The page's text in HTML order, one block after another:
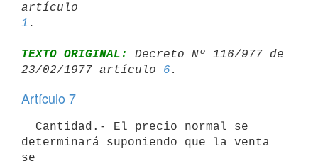
artículo
1
TEXTO ORIGINAL:
Decreto Nº 116/977 de
23/02/1977 artículo 6
Artículo 7
determinará suponiendo que la venta
se